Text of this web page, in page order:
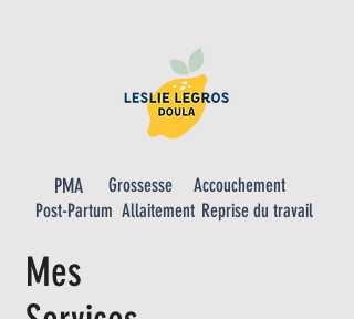
PMA Grossesse
Accouchement
Post-Partum Allaitement Reprise du travail
Mes